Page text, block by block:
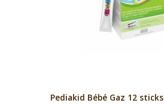
Pediakid Bébé Gaz 12 sticks